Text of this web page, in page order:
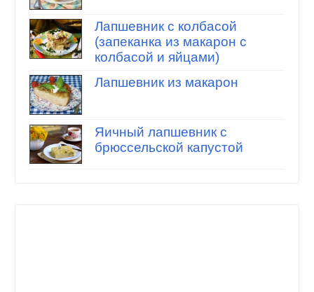
Лапшевник с колбасой
(запеканка из макарон с
колбасой и яйцами)
Лапшевник из макарон
Яичный лапшевник с
брюссельской капустой